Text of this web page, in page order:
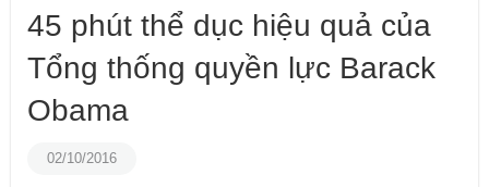
45 phút thể dục hiệu quả của
Tổng thống quyền lực Barack
Obama
02/10/2016